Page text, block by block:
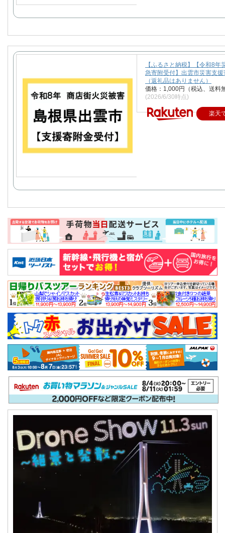
【ふるさと納税】【令和8年
急寄附受付】出雲市災害支援
（返礼品はありません）
価格：1,000円（税込、送料
(2026/6/30時点)
楽天